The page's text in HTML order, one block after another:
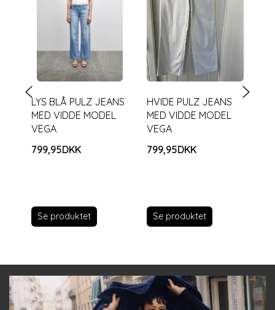
LYS BLÅ PULZ JEANS
MED VIDDE MODEL
VEGA
799,95DKK
Se produktet
HVIDE PULZ JEANS
MED VIDDE MODEL
VEGA
799,95DKK
Se produktet